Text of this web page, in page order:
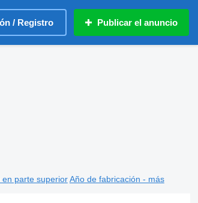
/ Registro Publicar el anuncio
parte superior Año de fabricación - más